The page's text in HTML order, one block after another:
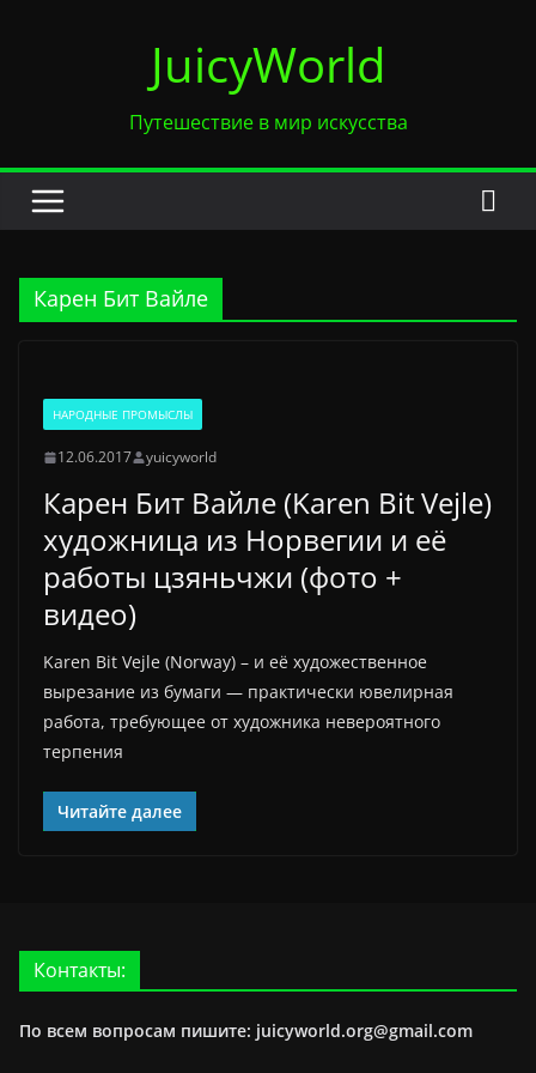
JuicyWorld
Путешествие в мир искусства
Карен Бит Вайле
НАРОДНЫЕ ПРОМЫСЛЫ
12.06.2017 yuicyworld
Карен Бит Вайле (Karen Bit Vejle)
художница из Норвегии и её
работы цзяньчжи (фото +
видео)
Karen Bit Vejle (Norway) – и её художественное
вырезание из бумаги — практически ювелирная
работа, требующее от художника невероятного
терпения
Читайте далее
Контакты:
По всем вопросам пишите: juicyworld.org@gmail.com